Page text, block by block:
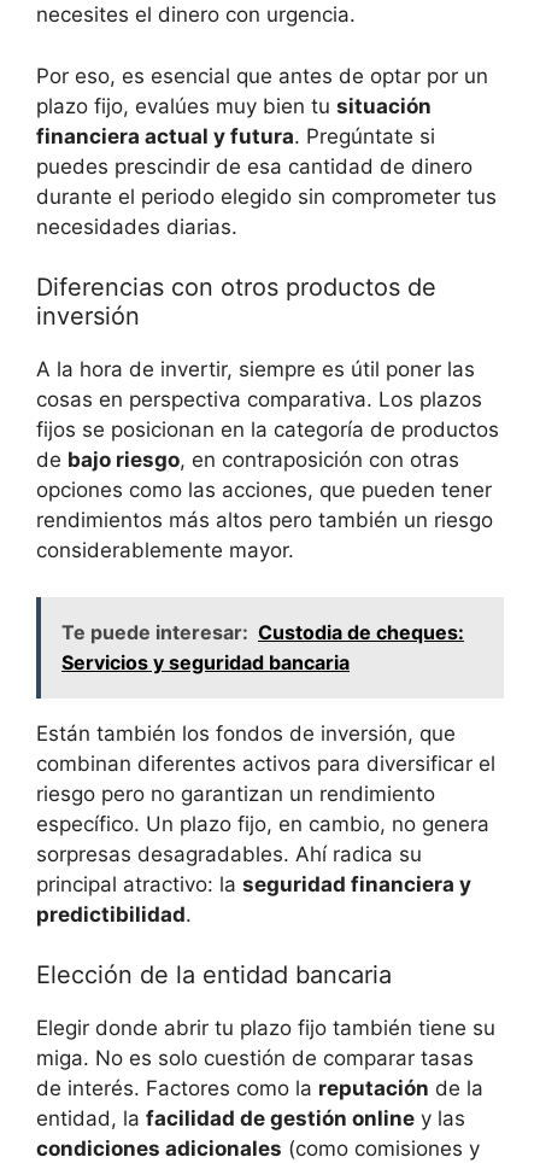
necesites el dinero con urgencia.
Por eso, es esencial que antes de optar por un
plazo fijo, evalúes muy bien tu situación
financiera actual y futura. Pregúntate si
puedes prescindir de esa cantidad de dinero
durante el periodo elegido sin comprometer tus
necesidades diarias.
Diferencias con otros productos de
inversión
A la hora de invertir, siempre es útil poner las
cosas en perspectiva comparativa. Los plazos
fijos se posicionan en la categoría de productos
de bajo riesgo, en contraposición con otras
opciones como las acciones, que pueden tener
rendimientos más altos pero también un riesgo
considerablemente mayor.
Te puede interesar: Custodia de cheques:
Servicios y seguridad bancaria
Están también los fondos de inversión, que
combinan diferentes activos para diversificar el
riesgo pero no garantizan un rendimiento
específico. Un plazo fijo, en cambio, no genera
sorpresas desagradables. Ahí radica su
principal atractivo: la seguridad financiera y
predictibilidad.
Elección de la entidad bancaria
Elegir donde abrir tu plazo fijo también tiene su
miga. No es solo cuestión de comparar tasas
de interés. Factores como la reputación de la
entidad, la facilidad de gestión online y las
condiciones adicionales (como comisiones y